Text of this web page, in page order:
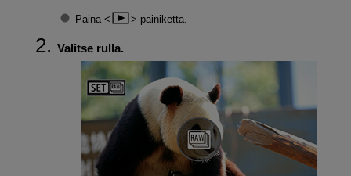
Paina -painiketta.
Valitse rulla.